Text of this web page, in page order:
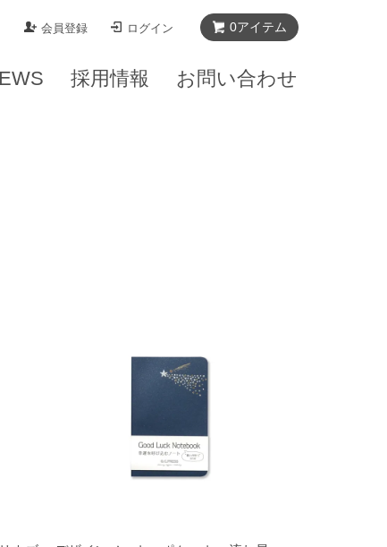
0アイテム
会員登録 ログイン
採用情報 お問い合わせ